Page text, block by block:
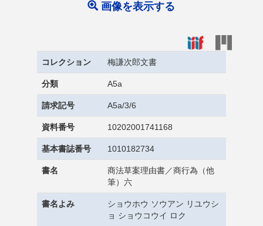
画像を表示する
コレクション 梅謙次郎文書
分類 A5a
請求記号 A5a/3/6
資料番号 10202001741168
基本書誌番号 1010182734
書名
商法草案理由書／商行為（他
筆）六
書名よみ
ショウホウ ソウアン リユウシ
ョ ショウコウイ ロク